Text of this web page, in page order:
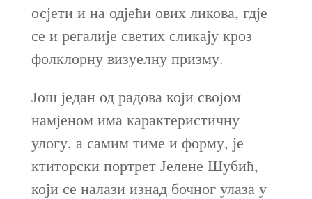
осјети и на одјећи ових ликова, гдје
се и регалије светих сликају кроз
фолклорну визуелну призму.
Још један од радова који својом
намјеном има карактеристичну
улогу, а самим тиме и форму, је
ктиторски портрет Јелене Шубић,
који се налази изнад бочног улаза у